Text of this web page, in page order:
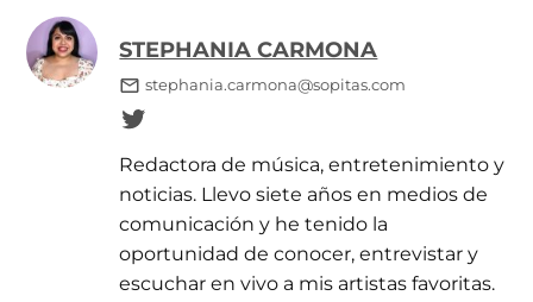
STEPHANIA CARMONA
stephania.carmona@sopitas.com
Redactora de música, entretenimiento y
noticias. Llevo siete años en medios de
comunicación y he tenido la
oportunidad de conocer, entrevistar y
escuchar en vivo a mis artistas favoritas.